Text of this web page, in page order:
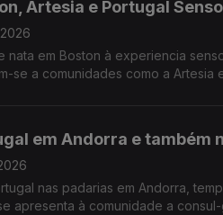
Artesia e Portugal
nata em Boston à experiencia
se a comunidades como a
em Andorra e também
nas padarias em Andorra,
apresenta à comunidade a